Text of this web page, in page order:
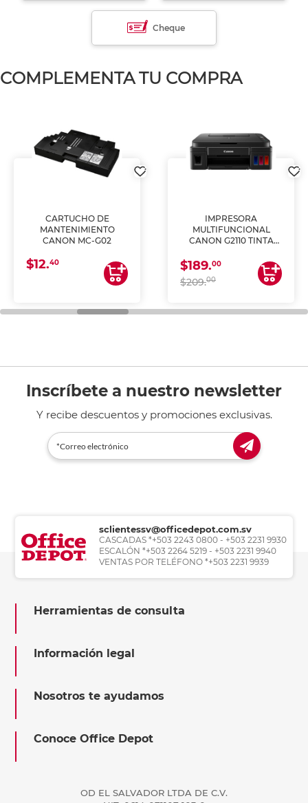
Cheque
COMPLEMENTA TU COMPRA
CARTUCHO DE
MANTENIMIENTO
CANON MC-G02
$12.40
IMPRESORA
MULTIFUNCIONAL
CANON G2110 TINTA
$189.00
$209.00
Inscríbete a nuestro newsletter
Y recibe descuentos y promociones exclusivas.
sclientessv@officedepot.com.sv
CASCADAS *+503 2243 0800 - +503 2231 9930
ESCALÓN *+503 2264 5219 - +503 2231 9940
VENTAS POR TELÉFONO *+503 2231 9939
Herramientas de consulta
Información legal
Nosotros te ayudamos
Conoce Office Depot
OD EL SALVADOR LTDA DE C.V.